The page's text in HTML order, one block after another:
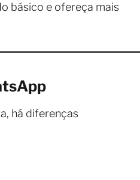
básico e ofereça mais
há diferenças